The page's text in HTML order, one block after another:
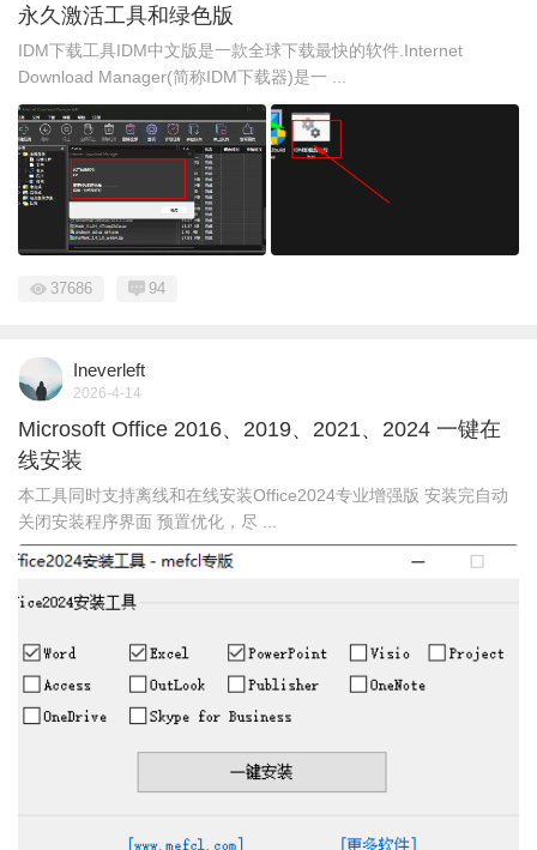
永久激活工具和绿色版
IDM下载工具IDM中文版是一款全球下载最快的软件.Internet
Download Manager(简称IDM下载器)是一 ...
37686 94
Ineverleft
2026-4-14
Microsoft Office 2016、2019、2021、2024 一键在
线安装
本工具同时支持离线和在线安装Office2024专业增强版 安装完自动
关闭安装程序界面 预置优化，尽 ...